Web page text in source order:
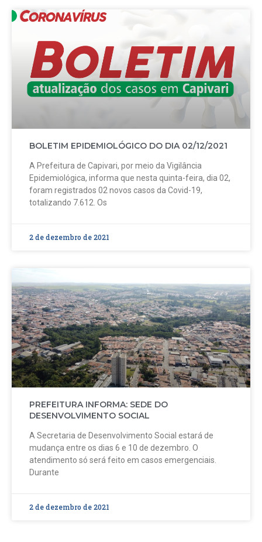
BOLETIM EPIDEMIOLÓGICO DO DIA 02/12/2021
A Prefeitura de Capivari, por meio da Vigilância
Epidemiológica, informa que nesta quinta-feira, dia 02,
foram registrados 02 novos casos da Covid-19,
totalizando 7.612. Os
2 de dezembro de 2021
PREFEITURA INFORMA: SEDE DO
DESENVOLVIMENTO SOCIAL
A Secretaria de Desenvolvimento Social estará de
mudança entre os dias 6 e 10 de dezembro. O
atendimento só será feito em casos emergenciais.
Durante
2 de dezembro de 2021